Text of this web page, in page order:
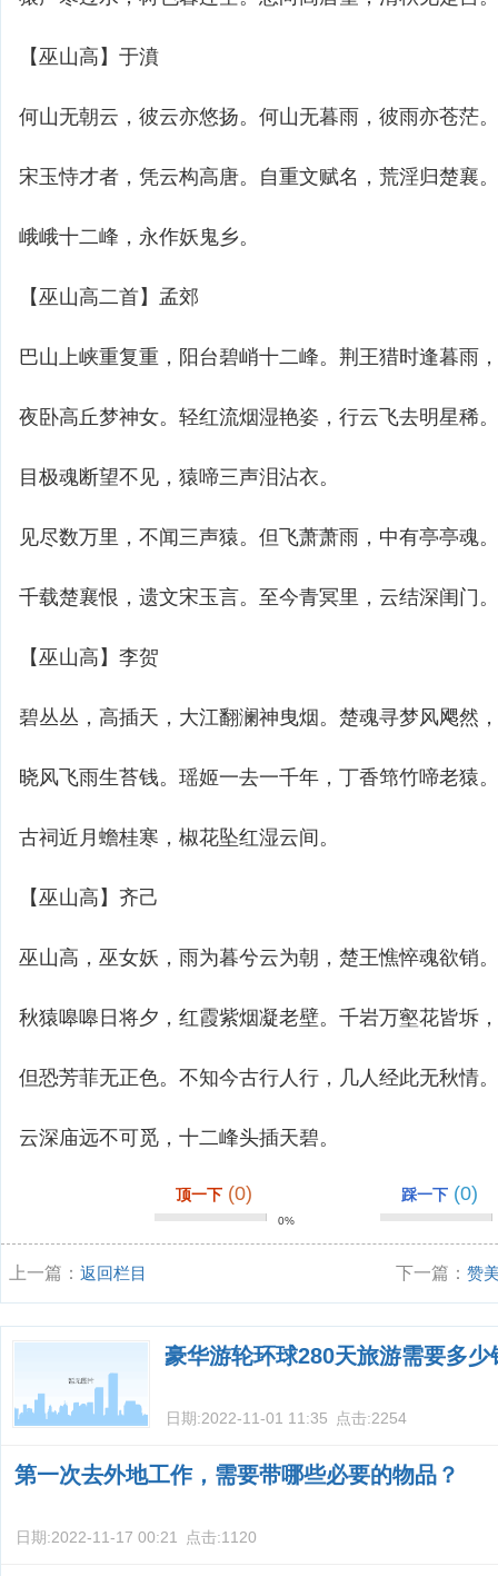
【巫山高】于濆
何山无朝云，彼云亦悠扬。何山无暮雨，彼雨亦苍茫。
宋玉恃才者，凭云构高唐。自重文赋名，荒淫归楚襄。
峨峨十二峰，永作妖鬼乡。
【巫山高二首】孟郊
巴山上峡重复重，阳台碧峭十二峰。荆王猎时逢暮雨，
夜卧高丘梦神女。轻红流烟湿艳姿，行云飞去明星稀。
目极魂断望不见，猿啼三声泪沾衣。
见尽数万里，不闻三声猿。但飞萧萧雨，中有亭亭魂。
千载楚襄恨，遗文宋玉言。至今青冥里，云结深闺门。
【巫山高】李贺
碧丛丛，高插天，大江翻澜神曳烟。楚魂寻梦风飔然，
晓风飞雨生苔钱。瑶姬一去一千年，丁香筇竹啼老猿。
古祠近月蟾桂寒，椒花坠红湿云间。
【巫山高】齐己
巫山高，巫女妖，雨为暮兮云为朝，楚王憔悴魂欲销。
秋猿嗥嗥日将夕，红霞紫烟凝老壁。千岩万壑花皆坼，
但恐芳菲无正色。不知今古行人行，几人经此无秋情。
云深庙远不可觅，十二峰头插天碧。
顶一下 (0)
0%
踩一下 (0)
上一篇： 返回栏目 下一篇：赞
豪华游轮环球280天旅游需要多少
日期:2022-11-01 11:35 点击:2254
第一次去外地工作，需要带哪些必要的物品？
日期:2022-11-17 00:21 点击:1120